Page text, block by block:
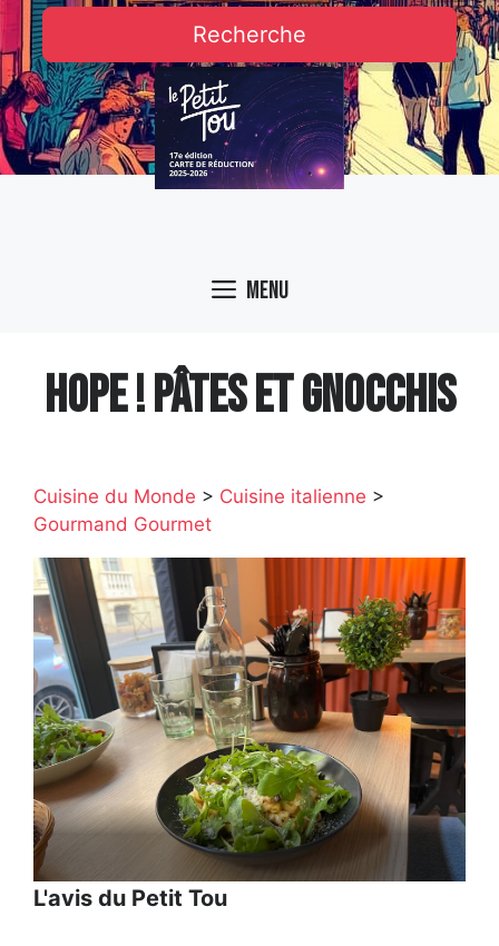
Recherche
Menu
HOPE ! PÂTES ET GNOCCHIS
Cuisine du Monde > Cuisine italienne >
Gourmand Gourmet
L'avis du Petit Tou